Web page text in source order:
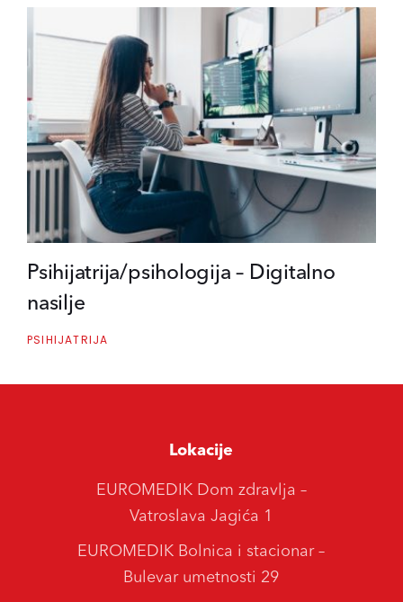
Psihijatrija/psihologija – Digitalno
nasilje
PSIHIJATRIJA
Lokacije
EUROMEDIK Dom zdravlja –
Vatroslava Jagića 1
EUROMEDIK Bolnica i stacionar –
Bulevar umetnosti 29